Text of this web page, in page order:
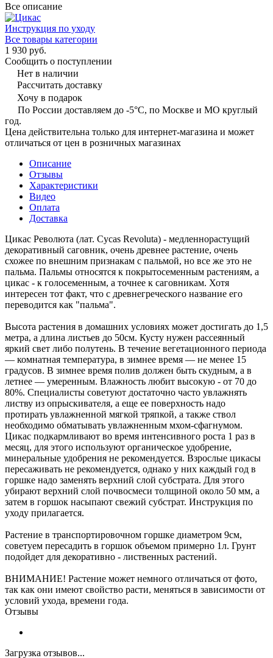
Все описание
Инструкция по уходу
Все товары категории
1 930 руб.
Сообщить о поступлении
Нет в наличии
Рассчитать доставку
Хочу в подарок
По России доставляем до -5°C, по Москве и МО круглый
год.
Цена действительна только для интернет-магазина и может
отличаться от цен в розничных магазинах
Описание
Отзывы
Характеристики
Видео
Оплата
Доставка
Цикас Революта (лат. Cycas Revoluta) - медленнорастущий
декоративный саговник, очень древнее растение, очень
схожее по внешним признакам с пальмой, но все же это не
пальма. Пальмы относятся к покрытосеменным растениям, а
цикас - к голосеменным, а точнее к саговникам. Хотя
интересен тот факт, что с древнегреческого название его
переводится как "пальма".
Высота растения в домашних условиях может достигать до 1,5
метра, а длина листьев до 50см. Кусту нужен рассеянный
яркий свет либо полутень. В течение вегетационного периода
― комнатная температура, в зимнее время ― не менее 15
градусов. В зимнее время полив должен быть скудным, а в
летнее ― умеренным. Влажность любит высокую - от 70 до
80%. Специалисты советуют достаточно часто увлажнять
листву из опрыскивателя, а еще ее поверхность надо
протирать увлажненной мягкой тряпкой, а также ствол
необходимо обматывать увлажненным мхом-сфагнумом.
Цикас подкармливают во время интенсивного роста 1 раз в
месяц, для этого используют органическое удобрение,
минеральные удобрения не рекомендуется. Взрослые цикасы
пересаживать не рекомендуется, однако у них каждый год в
горшке надо заменять верхний слой субстрата. Для этого
убирают верхний слой почвосмеси толщиной около 50 мм, а
затем в горшок насыпают свежий субстрат. Инструкция по
уходу прилагается.
Растение в транспортировочном горшке диаметром 9см,
советуем пересадить в горшок объемом примерно 1л. Грунт
подойдет для декоративно - лиственных растений.
ВНИМАНИЕ! Растение может немного отличаться от фото,
так как они имеют свойство расти, меняться в зависимости от
условий ухода, времени года.
Отзывы
Загрузка отзывов...